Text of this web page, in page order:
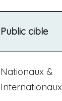
Public cible
Nationaux &
Internationaux